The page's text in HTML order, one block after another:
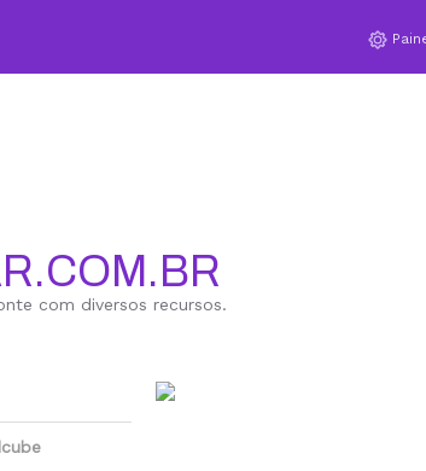
com diversos recursos.